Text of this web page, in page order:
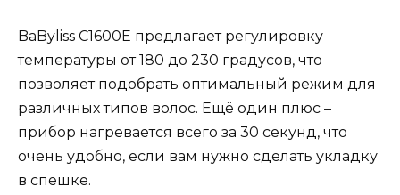
BaByliss C1600E предлагает регулировку
температуры от 180 до 230 градусов, что
позволяет подобрать оптимальный режим для
различных типов волос. Ещё один плюс –
прибор нагревается всего за 30 секунд, что
очень удобно, если вам нужно сделать укладку
в спешке.